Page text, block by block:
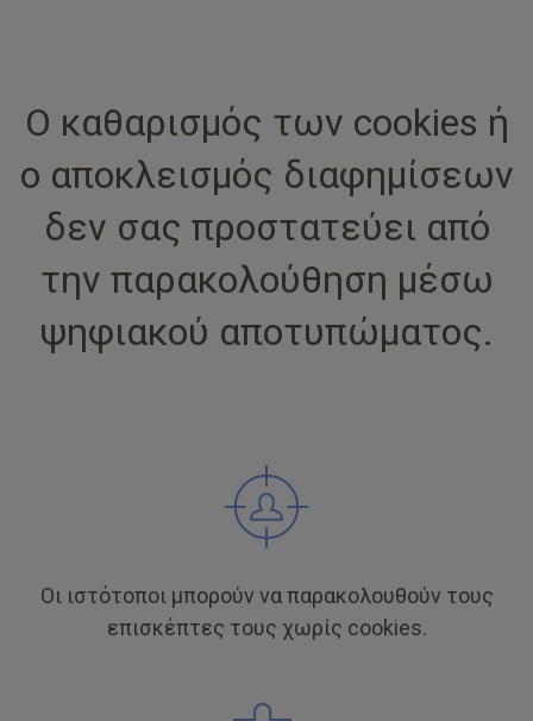
Ο καθαρισμός των cookies ή
ο αποκλεισμός διαφημίσεων
δεν σας προστατεύει από
την παρακολούθηση μέσω
ψηφιακού αποτυπώματος.
Οι ιστότοποι μπορούν να παρακολουθούν τους
επισκέπτες τους χωρίς cookies.